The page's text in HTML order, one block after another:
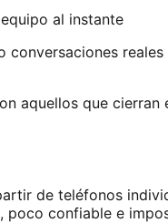
al instante
conversaciones
aquellos que
de teléfonos
confiable e